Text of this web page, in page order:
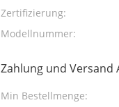
Zertifizierung:
Modellnummer:
Zahlung und Versand
Min Bestellmenge: